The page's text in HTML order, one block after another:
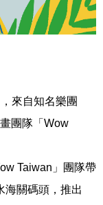
來自知名樂團
團隊「Wow
Taiwan」團隊帶
海關碼頭，推出